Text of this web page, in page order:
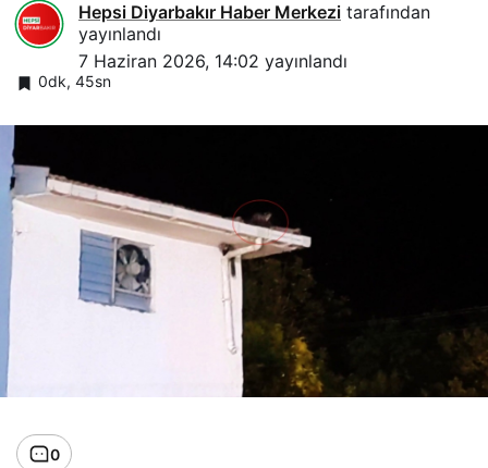
Hepsi Diyarbakır Haber Merkezi tarafından
yayınlandı
7 Haziran 2026, 14:02 yayınlandı
0dk, 45sn
0